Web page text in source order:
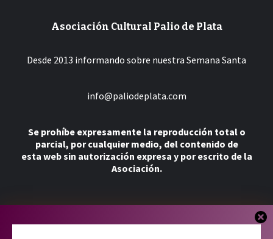
Asociación Cultural Palio de Plata
Desde 2013 informando sobre nuestra Semana Santa
info@paliodeplata.com
Se prohíbe expresamente la reproducción total o
parcial, por cualquier medio, del contenido de
esta web sin autorización expresa y por escrito de la
Asociación.